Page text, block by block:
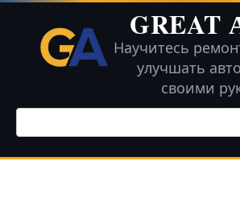
Перейти
контенту
GREAT
Научитесь
улучшать
своими
Поиск: